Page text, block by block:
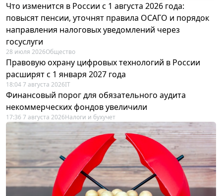
Что изменится в России с 1 августа 2026 года:
повысят пенсии, уточнят правила ОСАГО и порядок
направления налоговых уведомлений через
госуслуги
28 июля 2026Общество
Правовую охрану цифровых технологий в России
расширят с 1 января 2027 года
18:04 7 августа 2026IT
Финансовый порог для обязательного аудита
некоммерческих фондов увеличили
17:36 7 августа 2026Налоги и бухучет